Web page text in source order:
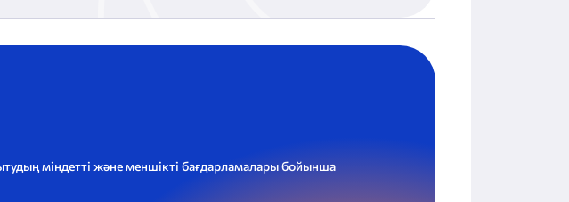
міндетті және меншікті бағдарламалары бойынша